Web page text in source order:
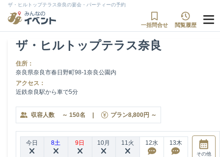
ザ・ヒルトップテラス奈良の宴会・パーティーの予約
一括問合せ 閲覧履歴
ザ・ヒルトップテラス奈良
住所：
奈良県奈良市春日野町98-1奈良公園内
アクセス：
近鉄奈良駅から車で5分
収容人数 ～ 150名 | プラン8,800円 ～
今日 8土 9日 10月 11火 12水 13木
その他